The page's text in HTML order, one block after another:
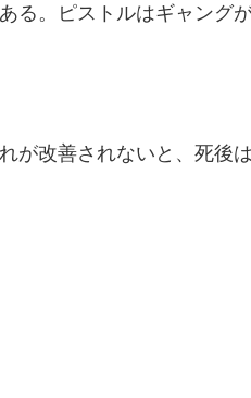
。ピストルはギャング
改善されないと、死後